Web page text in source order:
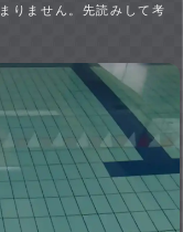
りません。先読みして考